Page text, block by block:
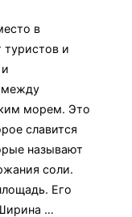
в
туристов и
между
морем. Это
славится
называют
соли.
Его
…